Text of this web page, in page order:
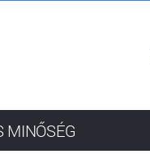
MINŐSÉG